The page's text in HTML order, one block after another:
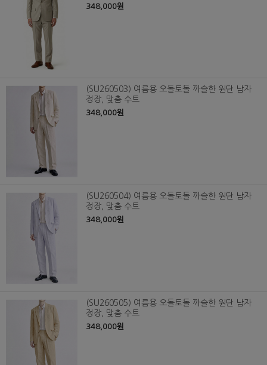
348,000원
(SU260503) 여름용 오돌토돌 까슬한 원단 남자
정장, 맞춤 수트
348,000원
(SU260504) 여름용 오돌토돌 까슬한 원단 남자
정장, 맞춤 수트
348,000원
(SU260505) 여름용 오돌토돌 까슬한 원단 남자
정장, 맞춤 수트
348,000원